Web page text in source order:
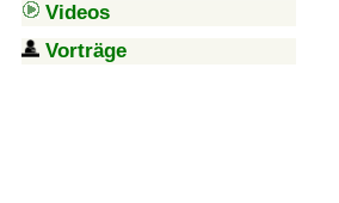
Videos
Vorträge